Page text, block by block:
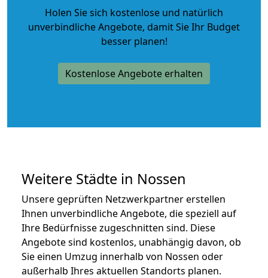
Holen Sie sich kostenlose und natürlich
unverbindliche Angebote, damit Sie Ihr Budget
besser planen!
Kostenlose Angebote erhalten
Weitere Städte in Nossen
Unsere geprüften Netzwerkpartner erstellen
Ihnen unverbindliche Angebote, die speziell auf
Ihre Bedürfnisse zugeschnitten sind. Diese
Angebote sind kostenlos, unabhängig davon, ob
Sie einen Umzug innerhalb von Nossen oder
außerhalb Ihres aktuellen Standorts planen.